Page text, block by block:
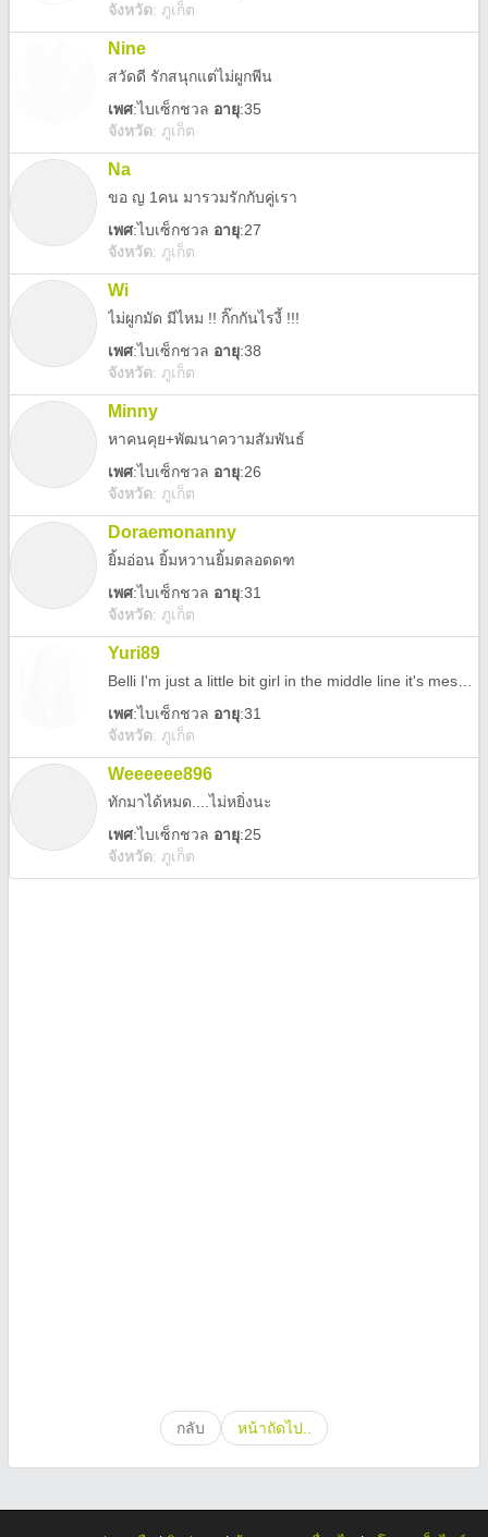
จังหวัด: ภูเก็ต
Nine
สวัดดี รักสนุกแต่ไม่ผูกพีน
เพศ:ไบเซ็กชวล อายุ:35
จังหวัด: ภูเก็ต
Na
ขอ ญ 1คน มารวมรักกับคู่เรา
เพศ:ไบเซ็กชวล อายุ:27
จังหวัด: ภูเก็ต
Wi
ไม่ผูกมัด มีไหม !! กิ๊กกันไรงี้ !!!
เพศ:ไบเซ็กชวล อายุ:38
จังหวัด: ภูเก็ต
Minny
หาคนคุย+พัฒนาความสัมพันธ์
เพศ:ไบเซ็กชวล อายุ:26
จังหวัด: ภูเก็ต
Doraemonanny
ยิ้มอ่อน ยิ้มหวานยิ้มตลอดดฑ
เพศ:ไบเซ็กชวล อายุ:31
จังหวัด: ภูเก็ต
Yuri89
เพศ:ไบเซ็กชวล อายุ:31
จังหวัด: ภูเก็ต
Weeeeee896
ทักมาได้หมด....ไม่หยิ่งนะ
เพศ:ไบเซ็กชวล อายุ:25
จังหวัด: ภูเก็ต
กลับ หน้าถัดไป..